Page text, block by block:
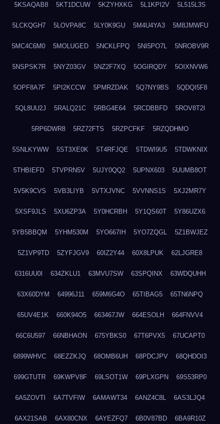
5KSAQAB8 5KT1DCUW 5KZYHXKG 5L1KPI2V 5L515L3S
5LCKQGH7 5LOVPA8C 5LY0K9GU 5M4U4YA3 5M8JMWFU
5MC4C6M0 5MOLUGED 5NCKLFPQ 5NI5PO7L 5NROBV9R
5NSPSK7R 5NYZ03GV 5NZ2F7XQ 5OGIRQDY 5OIXNVW6
5OPF8A7F 5PI2KCCW 5PMRZDAK 5Q7NY9BS 5QDQI5F8
5QL8UU2J 5RALQ21C 5RBG4E64 5RCDBBFD 5ROV8T2I
5RP6DWR8 5RZ72FTS 5RZPCFKF 5RZQDHMO
5SNLKYWW 5ST3XE0K 5T4RFJQE 5TDWI9U5 5TDWKNIX
5THBIEFD 5TVPRN5V 5UJY0QQ2 5UPNX603 5UUMB8OT
5V5K9CVS 5VB3LIYB 5VTXJVNC 5VVNNS1S 5XJ2MR7Y
5XSF9JLS 5XU6ZP3A 5Y0HCRBH 5Y1QS60T 5Y86UZX6
5YB5BBQM 5YHM530M 5YO667IH 5YO7ZQGL 5Z1BWJEZ
5Z1VP9TD 5ZYFJGV9 60IZ2Y44 60X8LPUK 62LJGRE8
6316UU0I 634ZKLU1 63MVU7SW 63SPQINX 63WDQUHH
63X60DYM 64996J11 659M6G4O 65TIBAG5 65TN6NPQ
65UV4E1K 660K94O5 663467JW 664ESOLH 664FNVV4
66C6U597 66NBHAON 675YBKS0 67T6PVX5 67UCAPT0
6899WHVC 68EZZKJQ 68OMB6UH 68PDCJPV 68QHDOI3
699GTUTR 69KWPV8F 69LSOT1W 69PLXGPN 69S53RP0
6A5ZOVTI 6A7TVFIW 6AMAWT34 6ANZ4C8L 6AS3LJQ4
6AX21SAB 6AX80CNX 6AYEZFQ7 6B0V87BD 6BA9R10Z